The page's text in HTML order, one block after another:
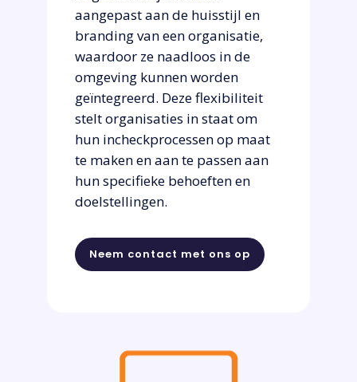
aangepast aan de huisstijl en
branding van een organisatie,
waardoor ze naadloos in de
omgeving kunnen worden
geïntegreerd. Deze flexibiliteit
stelt organisaties in staat om
hun incheckprocessen op maat
te maken en aan te passen aan
hun specifieke behoeften en
doelstellingen.
Neem contact met ons op